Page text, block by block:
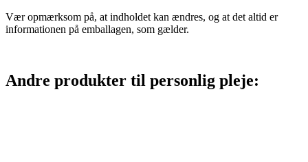
Vær opmærksom på, at indholdet kan ændres, og at det altid er
informationen på emballagen, som gælder.
Andre produkter til personlig pleje: